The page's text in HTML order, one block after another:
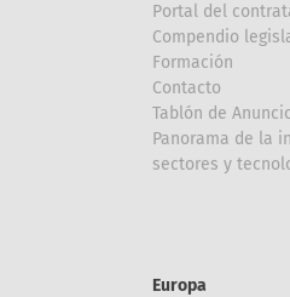
Portal del
Compendio
Formación
Contacto
Tablón de
Panorama de la
sectores y
Europa